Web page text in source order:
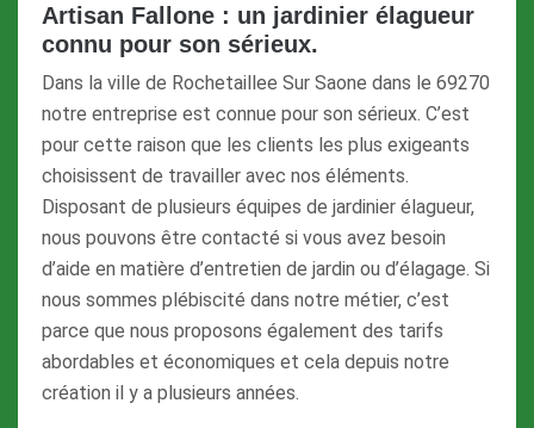
Artisan Fallone : un jardinier élagueur
connu pour son sérieux.
Dans la ville de Rochetaillee Sur Saone dans le 69270
notre entreprise est connue pour son sérieux. C’est
pour cette raison que les clients les plus exigeants
choisissent de travailler avec nos éléments.
Disposant de plusieurs équipes de jardinier élagueur,
nous pouvons être contacté si vous avez besoin
d’aide en matière d’entretien de jardin ou d’élagage. Si
nous sommes plébiscité dans notre métier, c’est
parce que nous proposons également des tarifs
abordables et économiques et cela depuis notre
création il y a plusieurs années.